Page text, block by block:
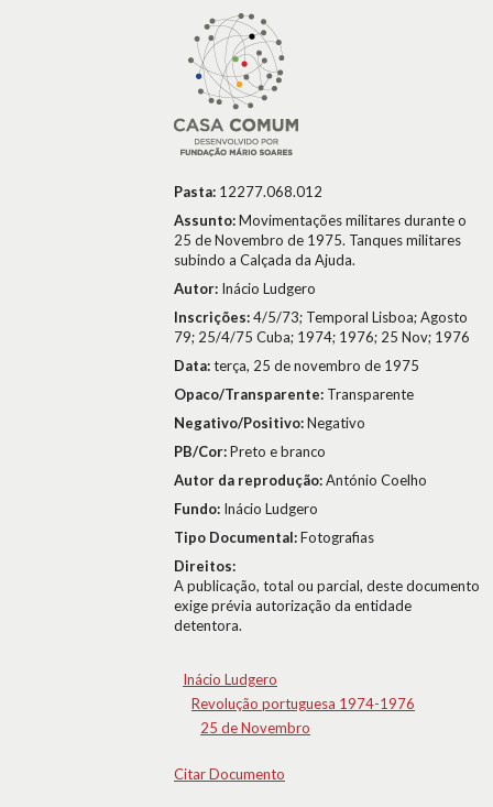
Pasta: 12277.068.012
Assunto:Movimentações militares durante o
25 de Novembro de 1975. Tanques militares
subindo a Calçada da Ajuda.
Autor: Inácio Ludgero
Inscrições:4/5/73; Temporal Lisboa; Agosto
79; 25/4/75 Cuba; 1974; 1976; 25 Nov; 1976
Data:terça, 25 de novembro de 1975
Opaco/Transparente: Transparente
Negativo/Positivo:Negativo
PB/Cor:Preto e branco
Autor da reprodução:António Coelho
Fundo: Inácio Ludgero
Tipo Documental:Fotografias
Direitos:
A publicação, total ou parcial, deste documento
exige prévia autorização da entidade
detentora.
Inácio Ludgero
Revolução portuguesa 1974-1976
25 de Novembro
Citar Documento